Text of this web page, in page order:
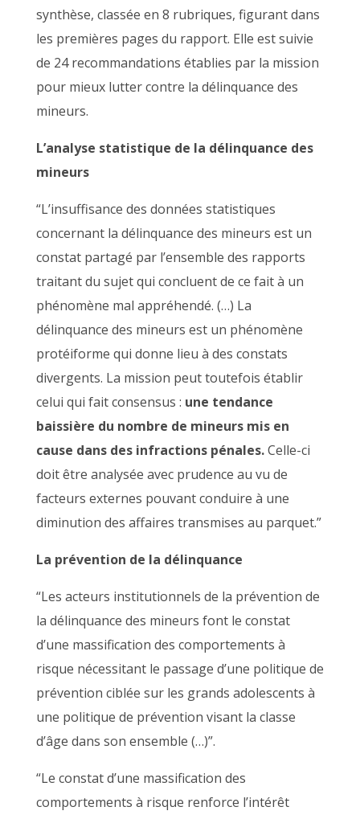
synthèse, classée en 8 rubriques, figurant dans
les premières pages du rapport. Elle est suivie
de 24 recommandations établies par la mission
pour mieux lutter contre la délinquance des
mineurs.
L’analyse statistique de la délinquance des
mineurs
“L’insuffisance des données statistiques
concernant la délinquance des mineurs est un
constat partagé par l’ensemble des rapports
traitant du sujet qui concluent de ce fait à un
phénomène mal appréhendé. (…) La
délinquance des mineurs est un phénomène
protéiforme qui donne lieu à des constats
divergents. La mission peut toutefois établir
celui qui fait consensus : une tendance
baissière du nombre de mineurs mis en
cause dans des infractions pénales.Celle-ci
doit être analysée avec prudence au vu de
facteurs externes pouvant conduire à une
diminution des affaires transmises au parquet.”
La prévention de la délinquance
“Les acteurs institutionnels de la prévention de
la délinquance des mineurs font le constat
d’une massification des comportements à
risque nécessitant le passage d’une politique de
prévention ciblée sur les grands adolescents à
une politique de prévention visant la classe
d’âge dans son ensemble (…)”.
“Le constat d’une massification des
comportements à risque renforce l’intérêt